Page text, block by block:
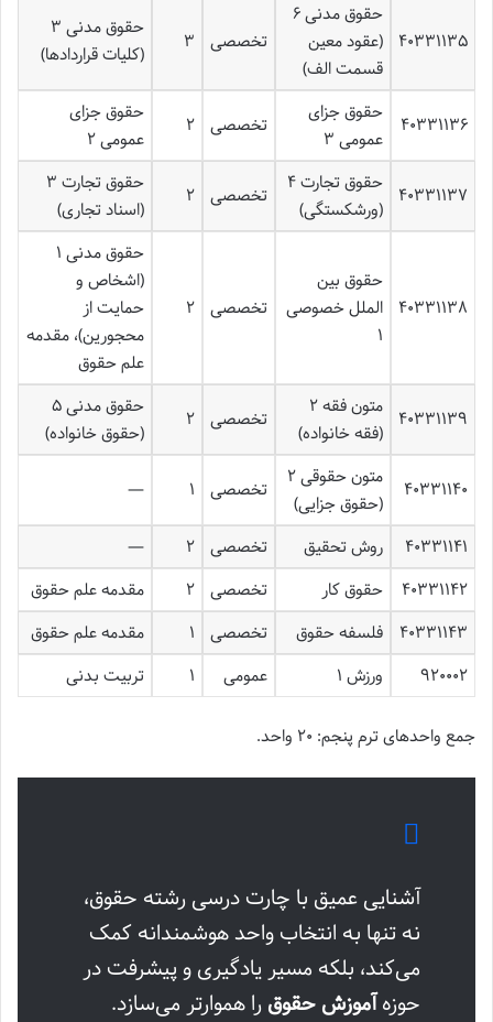
۴۰۳۳۱۱۳۵
حقوق مدنی ۶
(عقود معین
قسمت الف)
تخصصی ۳
حقوق مدنی ۳
(کلیات قراردادها)
۴۰۳۳۱۱۳۶
حقوق جزای
عمومی ۳
تخصصی ۲
حقوق جزای
عمومی ۲
۴۰۳۳۱۱۳۷
حقوق تجارت ۴
(ورشکستگی)
تخصصی ۲
حقوق تجارت ۳
(اسناد تجاری)
۴۰۳۳۱۱۳۸
حقوق بین
الملل خصوصی
۱
تخصصی ۲
حقوق مدنی ۱
(اشخاص و
حمایت از
محجورین)، مقدمه
علم حقوق
۴۰۳۳۱۱۳۹
متون فقه ۲
(فقه خانواده)
تخصصی ۲
حقوق مدنی ۵
(حقوق خانواده)
۴۰۳۳۱۱۴۰
متون حقوقی ۲
(حقوق جزایی)
تخصصی ۱ —
۴۰۳۳۱۱۴۱ روش تحقیق تخصصی ۲
—
۴۰۳۳۱۱۴۲
حقوق کار تخصصی ۲
مقدمه علم حقوق
۴۰۳۳۱۱۴۳
فلسفه حقوق تخصصی ۱
مقدمه علم حقوق
۹۲۰۰۰۲
ورزش ۱ عمومی ۱ تربیت بدنی
جمع واحدهای ترم پنجم: ۲۰ واحد.
آشنایی عمیق با چارت درسی رشته حقوق،
نه تنها به انتخاب واحد هوشمندانه کمک
می‌کند، بلکه مسیر یادگیری و پیشرفت در
حوزه آموزش حقوق را هموارتر می‌سازد.